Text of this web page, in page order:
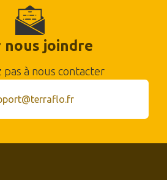
nous joindre
pas à nous contacter